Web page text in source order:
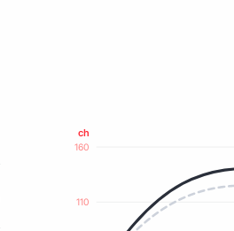
110
160
ch